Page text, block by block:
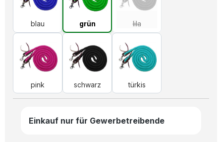
blau
blau
grün
grün
lila
lila
(Diese Option ist zurzeit
pink
pink
schwarz
schwarz
türkis
türkis
Einkauf nur für Gewerbetreibende